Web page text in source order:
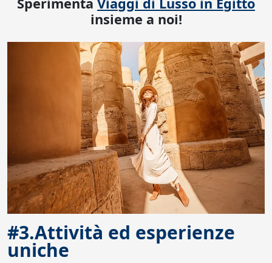
insieme a noi!
#3.Attività ed esperienze
uniche